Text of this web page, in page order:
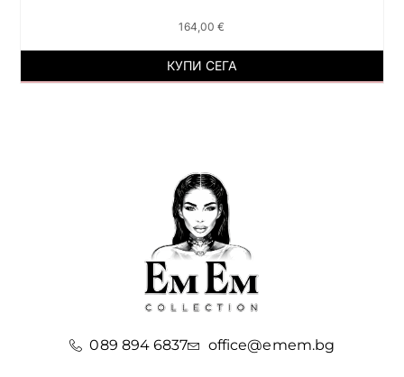
164,00€
КУПИ СЕГА
089 894 6837 office@emem.bg